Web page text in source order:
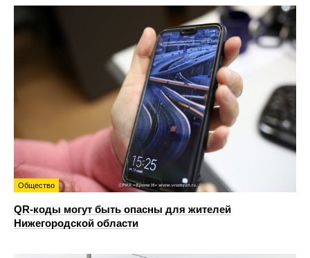
Общество
QR-коды могут быть опасны для жителей
Нижегородской области